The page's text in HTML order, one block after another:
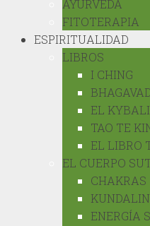
AYURVEDA
FITOTERAPIA
ESPIRITUALIDAD
LIBROS
I CHING
EL
TAO TE
EL LIBRO
EL CUERPO
CHAKRAS
ENERGÍA